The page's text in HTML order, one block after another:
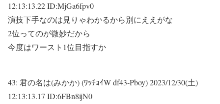
12:13:13.22 ID:MjGa6fpv0
演技下手なのは見りゃわかるから別にええがな
2位ってのが微妙だから
今度はワースト1位目指すか
43: 君の名は(みかか) (ﾜｯﾁｮｲW df43-Pboy)2023/12/30(土)
12:13:13.17 ID:6FBn8ijN0